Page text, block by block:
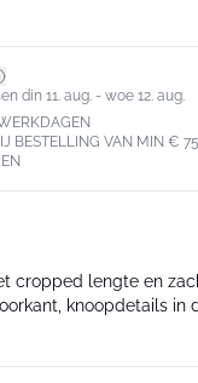
din 11. aug. - woe 12. aug.
BESTELLING VAN MIN € 75
cropped lengte en
knoopdetails in